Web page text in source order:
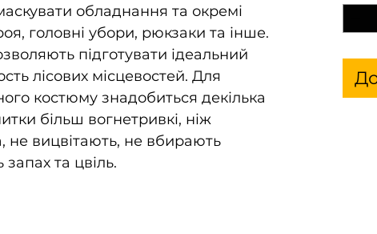
обладнання та окремі
головні убори, рюкзаки та інше.
підготувати ідеальний
лісових місцевостей. Для
костюму знадобиться декілька
більш вогнетривкі, ніж
вицвітають, не вбирають
та цвіль.